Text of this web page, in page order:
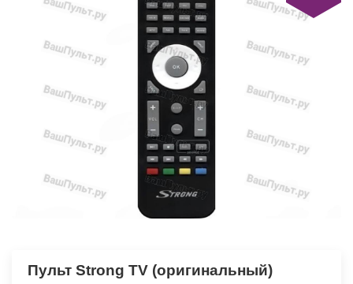
Пульт Strong TV (оригинальный)